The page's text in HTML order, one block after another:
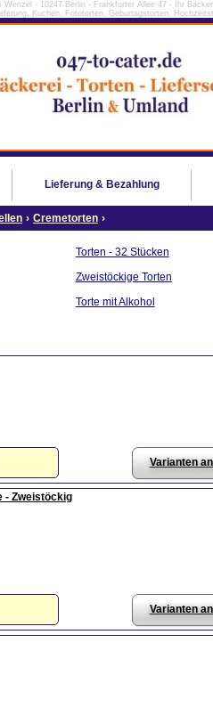
- 10247 Berlin - Frankfurter Allee 47 - Ihr
Kuchen, Fototorten, Geburtagstorten,
Lieferung & Bezahlung
› Cremetorten ›
Torten - 32 Stücken
Zweistöckige Torten
Torte mit Alkohol
Varianten
- Zweistöckig
Varianten